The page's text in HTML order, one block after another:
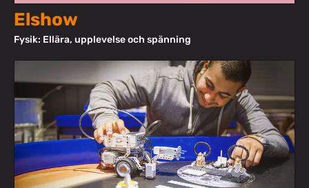
Elshow
Fysik: Ellära, upplevelse och spänning